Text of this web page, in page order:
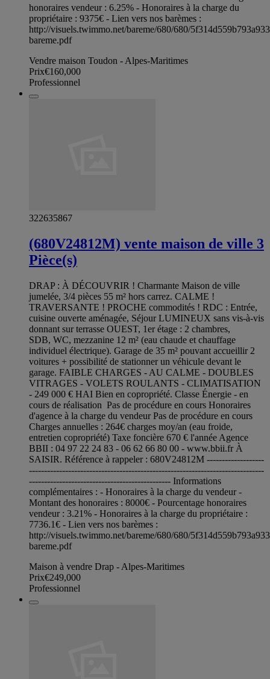
honoraires vendeur : 6.25% - Honoraires à la charge du
propriétaire : 9375€ - Lien vers nos barèmes :
http://visuels.twimmo.net/bareme/680/680/
bareme.pdf
Vendre maison Toudon - Alpes-Maritimes
Prix€160,000
Professionnel
322635867
(680V24812M) vente maison de ville 3
Pièce(s)
DRAP : À DÉCOUVRIR ! Charmante Maison de ville
jumelée, 3/4 pièces 55 m² hors carrez. CALME !
TRAVERSANTE ! PROCHE commodités ! RDC : Entrée,
cuisine ouverte aménagée, Séjour LUMINEUX sans vis-à-vis
donnant sur terrasse OUEST, 1er étage : 2 chambres,
SDB, WC, mezzanine 12 m² (eau chaude et chauffage
individuel électrique). Garage de 35 m² pouvant accueillir 2
voitures + possibilité de stationner un véhicule devant le
garage. FAIBLE CHARGES - AU CALME - DOUBLES
VITRAGES - VOLETS ROULANTS - CLIMATISATION
- 249 000 € HAI Bien en copropriété. Classe Énergie - en
cours de réalisation Pas de procédure en cours Honoraires
d'agence à la charge du vendeur Pas de procédure en cours
Charges annuelles : 264€ charges moy/an (eau froide,
entretien copropriété) Taxe foncière 670 € l'année Agence
BBII : 04 97 22 24 83 - 06 62 66 80 00 - www.bbii.fr À
SAISIR. Référence à rappeler : 680V24812M -------------------
------------------------------------------------------------------------------
----------------------------------------------- Informations
complémentaires : - Honoraires à la charge du vendeur -
Montant des honoraires : 8000€ - Pourcentage honoraires
vendeur : 3.21% - Honoraires à la charge du propriétaire :
7736.1€ - Lien vers nos barèmes :
http://visuels.twimmo.net/bareme/680/680/
bareme.pdf
Maison à vendre Drap - Alpes-Maritimes
Prix€249,000
Professionnel